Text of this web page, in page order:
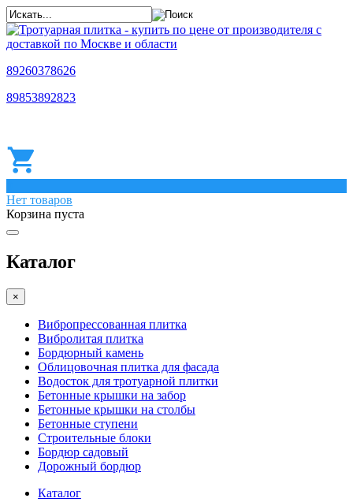
89260378626
89853892823
Нет товаров
Корзина пуста
Каталог
×
Вибропрессованная плитка
Вибролитая плитка
Бордюрный камень
Облицовочная плитка для фасада
Водосток для тротуарной плитки
Бетонные крышки на забор
Бетонные крышки на столбы
Бетонные ступени
Строительные блоки
Бордюр садовый
Дорожный бордюр
Каталог